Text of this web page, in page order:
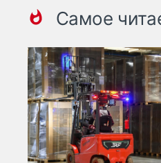
Самое